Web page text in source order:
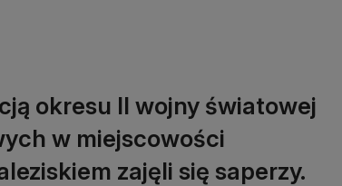
okresu II wojny światowej
w miejscowości
zajęli się saperzy.